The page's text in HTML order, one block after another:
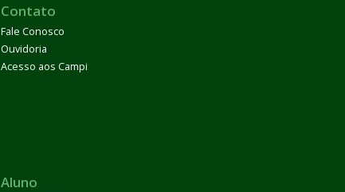
Contato
Fale Conosco
Ouvidoria
Acesso aos Campi
Aluno